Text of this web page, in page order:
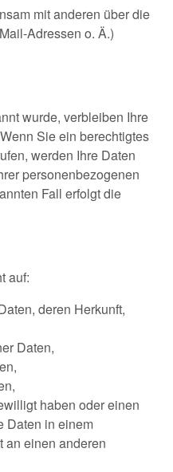
mit anderen über die
Adressen o. Ä.)
wurde, verbleiben Ihre
Sie ein berechtigtes
werden Ihre Daten
personenbezogenen
Fall erfolgt die
auf:
deren Herkunft,
Daten,
haben oder einen
Daten in einem
an einen anderen